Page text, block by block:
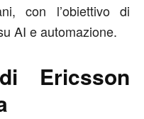
con l’obiettivo di
AI e automazione.
Ericsson